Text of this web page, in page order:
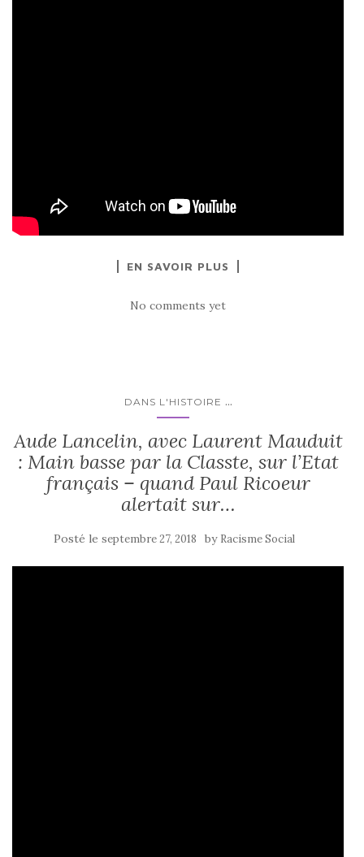
EN SAVOIR PLUS
No comments yet
DANS L'HISTOIRE ...
Aude Lancelin, avec Laurent Mauduit
: Main basse par la Classte, sur l’Etat
français – quand Paul Ricoeur
alertait sur…
Posté le septembre 27, 2018 by Racisme Social